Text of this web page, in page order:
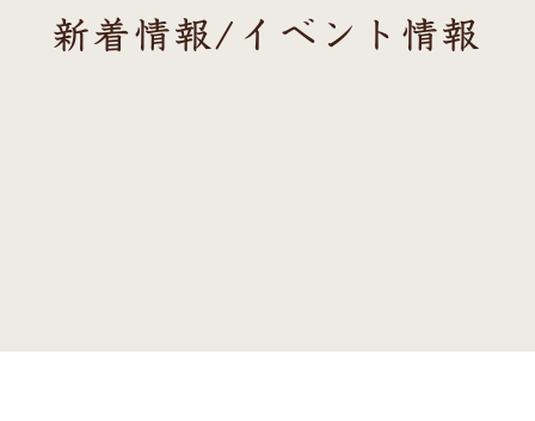
新着情報/イベント情報